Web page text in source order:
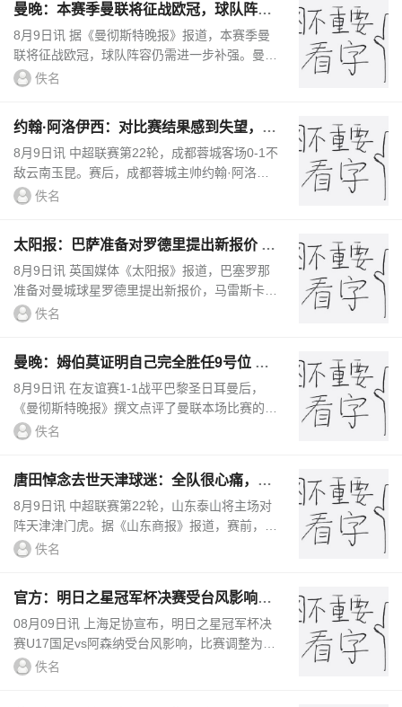
曼晚：本赛季曼联将征战欧冠，球队阵容
仍需进一步补强
8月9日讯 据《曼彻斯特晚报》报道，本赛季曼
联将征战欧冠，球队阵容仍需进一步补强。曼联
距离新赛季开幕仅剩两周和两场热身赛。如果卡
佚名
约翰·阿洛伊西：对比赛结果感到失望，茹
萨身体状态没有问题
8月9日讯 中超联赛第22轮，成都蓉城客场0-1不
敌云南玉昆。赛后，成都蓉城主帅约翰·阿洛伊
西出席了新闻发布会。——点评本场比赛约翰·
佚名
太阳报：巴萨准备对罗德里提出新报价 曼
城要6000万英镑
8月9日讯 英国媒体《太阳报》报道，巴塞罗那
准备对曼城球星罗德里提出新报价，马雷斯卡的
球队索要6000万英镑转会费。报道称，曼城主教
佚名
曼晚：姆伯莫证明自己完全胜任9号位 曼
联看起来更有希望赢下巴黎
8月9日讯 在友谊赛1-1战平巴黎圣日耳曼后，
《曼彻斯特晚报》撰文点评了曼联本场比赛的表
现，并指出，红魔确实取得了进步。就球场上的
佚名
唐田悼念去世天津球迷：全队很心痛，天
气炎热务必照顾好自己
8月9日讯 中超联赛第22轮，山东泰山将主场对
阵天津津门虎。据《山东商报》报道，赛前，唐
田出席了新闻发布会。中超第21轮联赛，天津津
佚名
官方：明日之星冠军杯决赛受台风影响，
调整为空场进行
08月09日讯 上海足协宣布，明日之星冠军杯决
赛U17国足vs阿森纳受台风影响，比赛调整为空
场进行。已购买本场比赛门票的观众，票款将于
佚名